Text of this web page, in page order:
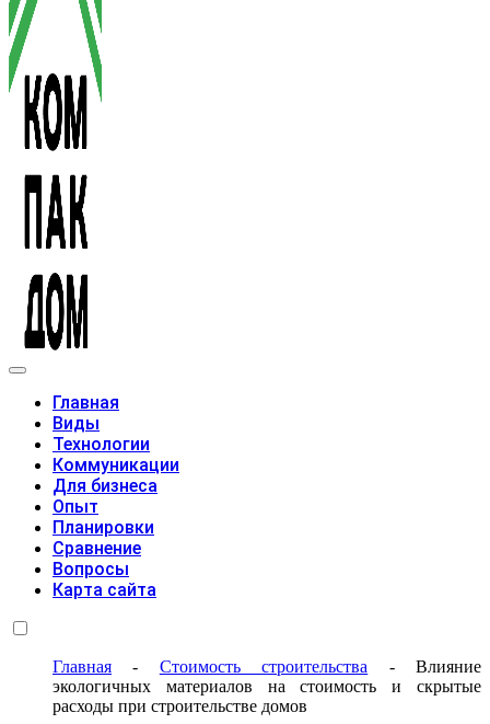
Главная
Виды
Технологии
Коммуникации
Для бизнеса
Опыт
Планировки
Сравнение
Вопросы
Карта сайта
Главная - Стоимость строительства -Влияние
экологичных материалов на стоимость и скрытые
расходы при строительстве домов